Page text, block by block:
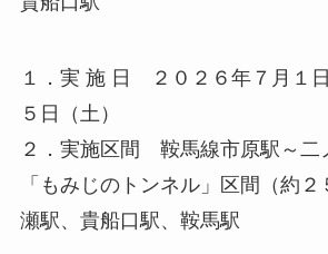
１．実 施 日 ２０２６年７月１
５日（土）
２．実施区間 鞍馬線市原駅～二
「もみじのトンネル」区間（約
瀬駅、貴船口駅、鞍馬駅